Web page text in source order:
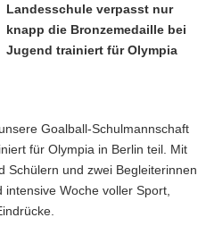
Landesschule verpasst nur
knapp die Bronzemedaille bei
Jugend trainiert für Olympia
Goalball-Schulmannschaft
für Olympia in Berlin teil. Mit
Schülern und zwei Begleiterinnen
Woche voller Sport,